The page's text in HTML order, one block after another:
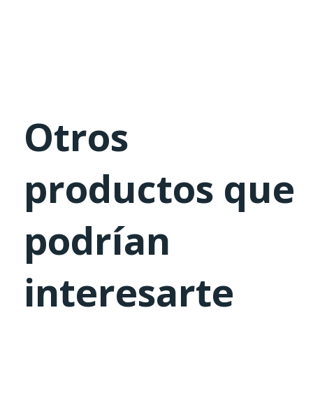
Otros
productos que
podrían
interesarte